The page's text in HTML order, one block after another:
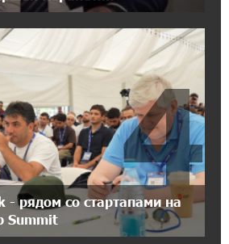
предупреждает о мошеннических
от имени пенсионных фондов
07-2026
французский уголок в Раздане
с Конверс МСБ
- рядом со стартапами на
Summit
4